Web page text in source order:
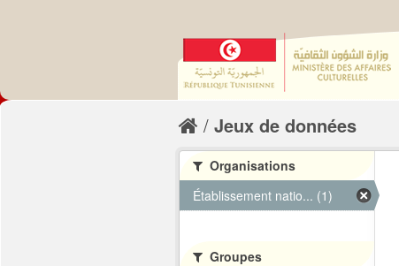
Jeux de données
Organisations
Établissement natio... (1)
Groupes